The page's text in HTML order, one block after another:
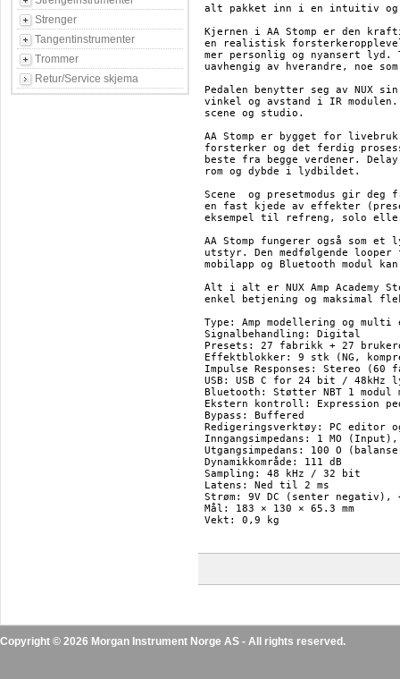
Strenger
Tangentinstrumenter
Trommer
Retur/Service skjema
alt pakket inn i en intuitiv og
Kjernen i AA Stomp er den
en realistisk
mer personlig og nyansert lyd.
uavhengig av hverandre, noe
Pedalen benytter seg av NUX
vinkel og avstand i IR
scene og studio.
AA Stomp er bygget for
forsterker og det ferdig
beste fra begge verdener.
rom og dybde i lydbildet.
Scene  og presetmodus gir
en fast kjede av effekter
eksempel til refreng, solo
AA Stomp fungerer også som
utstyr. Den medfølgende
mobilapp og Bluetooth modul
Alt i alt er NUX Amp
enkel betjening og maksimal
Type: Amp modellering og
Signalbehandling: Digital
Presets: 27 fabrikk + 27
Effektblokker: 9 stk (NG,
Impulse Responses: Stereo
USB: USB C for 24 bit / 48kHz
Bluetooth: Støtter NBT 1 modul
Ekstern kontroll: Expression
Bypass: Buffered
Redigeringsverktøy: PC editor
Inngangsimpedans: 1 MO
Utgangsimpedans: 100 O
Dynamikkområde: 111 dB
Sampling: 48 kHz / 32 bit
Latens: Ned til 2 ms
Strøm: 9V DC (senter negativ),
Mål: 183 × 130 × 65.3 mm
Vekt: 0,9 kg
Copyright © 2026 Morgan Instrument Norge AS - All rights reserved.